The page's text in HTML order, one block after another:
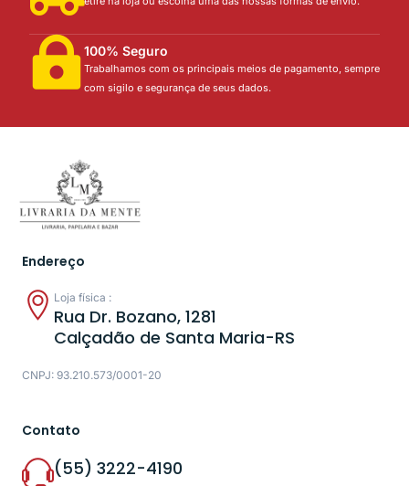
100% Seguro
Trabalhamos com os principais meios de pagamento, sempre
com sigilo e segurança de seus dados.
Endereço
Loja física :
Rua Dr. Bozano, 1281
Calçadão de Santa Maria-RS
CNPJ: 93.210.573/0001-20
Contato
(55) 3222-4190